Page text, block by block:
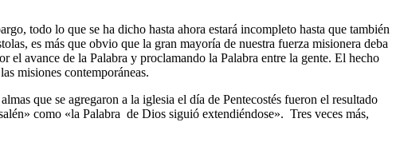
todo lo que se ha dicho hasta ahora estará incompleto hasta que también
es más que obvio que la gran mayoría de nuestra fuerza misionera deba
el avance de la Palabra y proclamando la Palabra entre la gente. El hecho
misiones contemporáneas.
que se agregaron a la iglesia el día de Pentecostés fueron el resultado
como «la Palabra de Dios siguió extendiéndose». Tres veces más,